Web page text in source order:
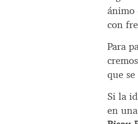
con
Para
que
Si la
en